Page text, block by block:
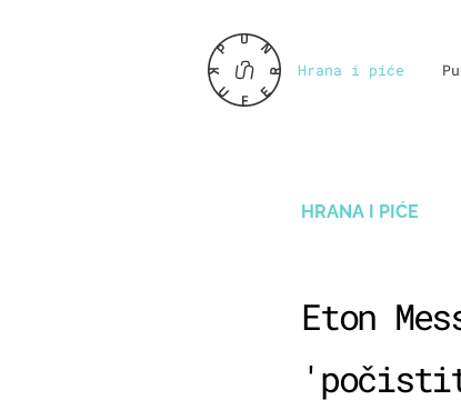
Hrana i piće
HRANA I PIĆE
Eton